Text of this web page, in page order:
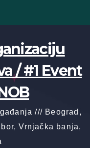
/ #1 Event
/// Beograd,
Vrnjačka banja,